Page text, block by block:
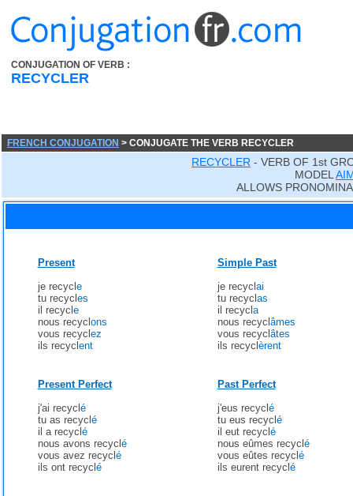
CONJUGATION OF VERB :
RECYCLER
FRENCH CONJUGATION > CONJUGATE THE VERB RECYCLER
RECYCLER - VERB OF 1st
MODEL
ALLOWS
Present
je recycl e
tu recycl es
il recycl e
nous recycl ons
vous recycl ez
ils recycl ent
Simple Past
je recycl ai
tu recycl as
il recycl a
nous recycl âmes
vous recycl âtes
ils recycl èrent
Present Perfect
j'ai recycl é
tu as recycl é
il a recycl é
nous avons recycl é
vous avez recycl é
ils ont recycl é
Past Perfect
j'eus recycl é
tu eus recycl é
il eut recycl é
nous eûmes recycl é
vous eûtes recycl é
ils eurent recycl é